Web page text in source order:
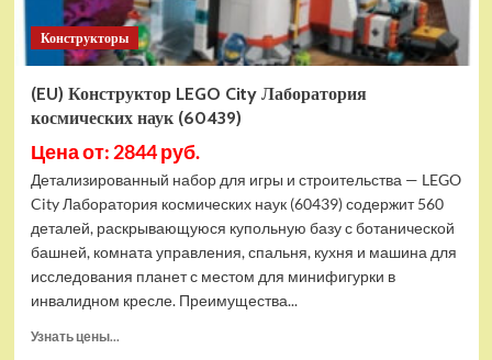
Конструкторы
(EU) Конструктор LEGO City Лаборатория
космических наук (60439)
Цена от: 2844 руб.
Детализированный набор для игры и строительства — LEGO
City Лаборатория космических наук (60439) содержит 560
деталей, раскрывающуюся купольную базу с ботанической
башней, комната управления, спальня, кухня и машина для
исследования планет с местом для минифигурки в
инвалидном кресле. Преимущества...
Узнать цены...